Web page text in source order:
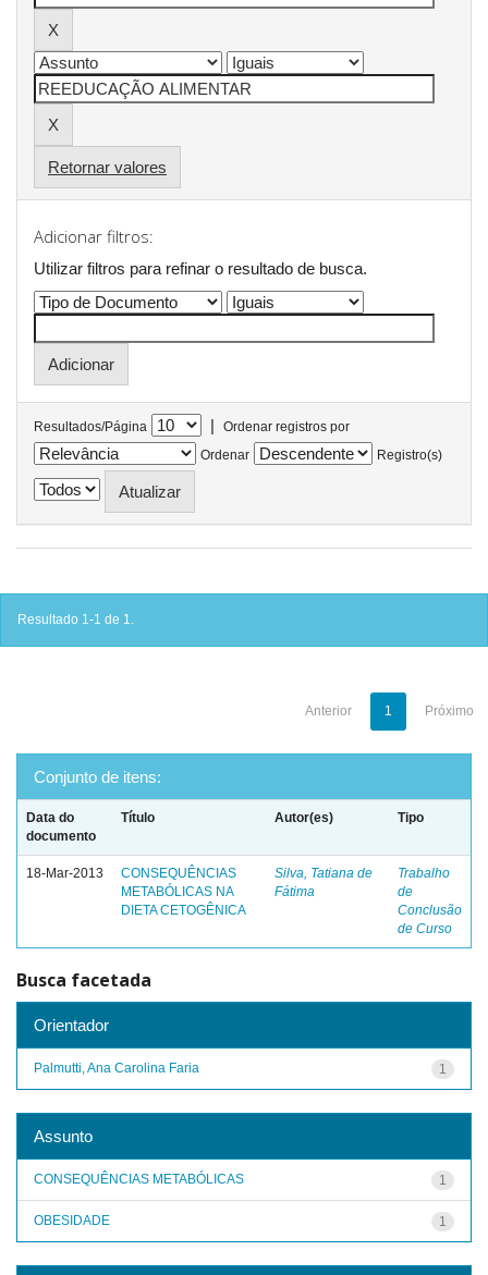
Retornar valores
Adicionar filtros:
Utilizar filtros para refinar o resultado de busca.
Resultados/Página |
Ordenar registros por
Ordenar
Registro(s)
Resultado 1-1 de 1.
Anterior 1 Próximo
Conjunto de itens:
Data do
documento
Título Autor(es) Tipo
18-Mar-2013
CONSEQUÊNCIAS
METABÓLICAS NA
DIETA CETOGÊNICA
Silva, Tatiana de
Fátima
Trabalho
de
Conclusão
de Curso
Busca facetada
Orientador
1
Palmutti, Ana Carolina Faria
Assunto
1
CONSEQUÊNCIAS METABÓLICAS
1
OBESIDADE